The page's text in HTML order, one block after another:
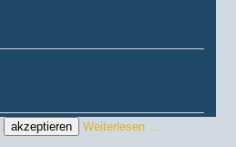
akzeptieren Weiterlesen …